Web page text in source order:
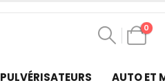
0
PULVÉRISATEURS AUTO ET